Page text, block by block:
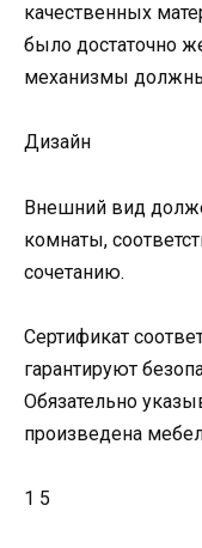
качественных
было достаточно
механизмы
Дизайн
Внешний вид
комнаты,
сочетанию.
Сертификат
гарантируют
Обязательно
произведена
1 5